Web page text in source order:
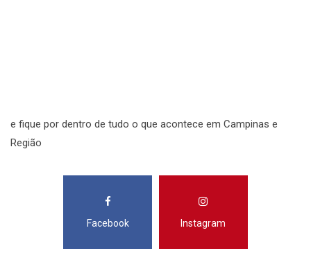
e fique por dentro de tudo o que acontece em Campinas e
Região
Facebook Instagram